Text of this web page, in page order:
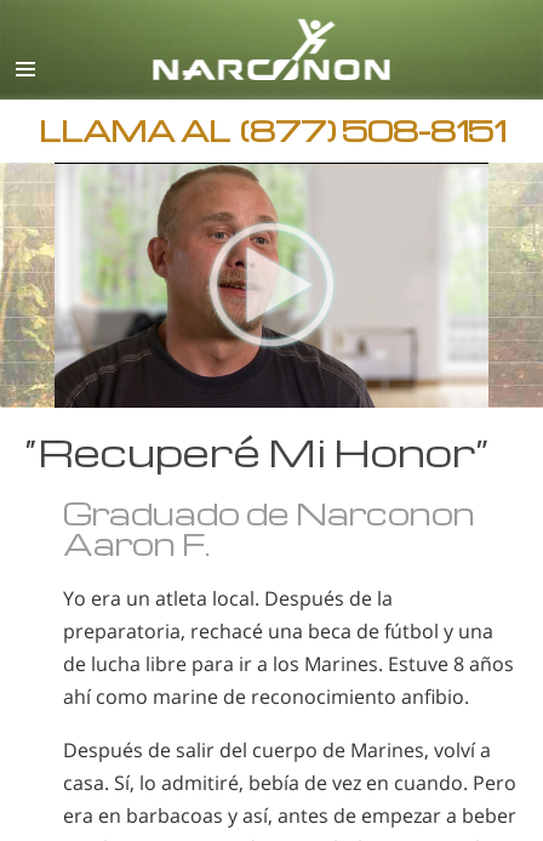
Español
Inglés
Todas las Regiones/Idiomas
LLAMA AL (877) 508-8151
“Recuperé Mi Honor”
Graduado de Narconon
Aaron F.
Yo era un atleta local. Después de la
preparatoria, rechacé una beca de fútbol y una
de lucha libre para ir a los Marines. Estuve 8 años
ahí como marine de reconocimiento anfibio.
Después de salir del cuerpo de Marines, volví a
casa. Sí, lo admitiré, bebía de vez en cuando. Pero
era en barbacoas y así, antes de empezar a beber